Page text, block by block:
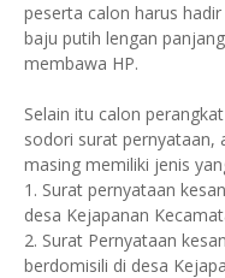
peserta calon harus
baju putih lengan
membawa HP.
Selain itu calon
sodori surat pernyataan,
masing memiliki jenis
1. Surat pernyataan
desa Kejapanan
2. Surat Pernyataan
berdomisili di desa